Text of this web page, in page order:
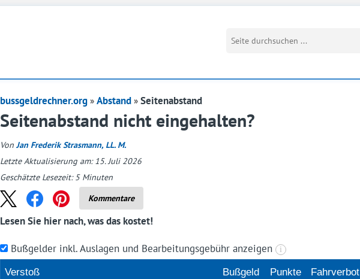
bussgeldrechner.org Abstand Seitenabstand
Seitenabstand nicht eingehalten?
Von Jan Frederik Strasmann, LL. M.
Letzte Aktualisierung am: 15. Juli 2026
Geschätzte Lesezeit:5 Minuten
Kommentare
Lesen Sie hier nach, was das kostet!
Bußgelder inkl. Auslagen und Bearbeitungsgebühr anzeigen i
Verstoß Bußgeld Punkte Fahrverbot